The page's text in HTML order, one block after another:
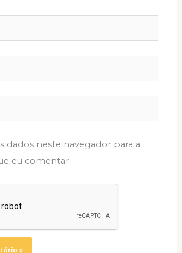
dados neste navegador para a
eu comentar.